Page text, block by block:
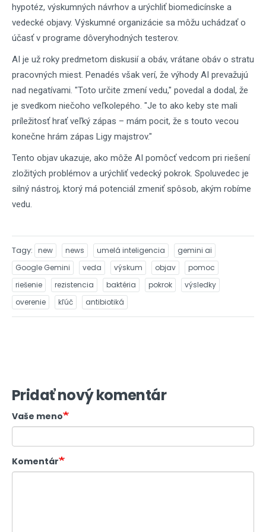
hypotéz, výskumných návrhov a urýchliť biomedicínske a
vedecké objavy. Výskumné organizácie sa môžu uchádzať o
účasť v programe dôveryhodných testerov.
AI je už roky predmetom diskusií a obáv, vrátane obáv o stratu
pracovných miest. Penadés však verí, že výhody AI prevažujú
nad negatívami. "Toto určite zmení vedu," povedal a dodal, že
je svedkom niečoho veľkolepého. "Je to ako keby ste mali
príležitosť hrať veľký zápas – mám pocit, že s touto vecou
konečne hrám zápas Ligy majstrov."
Tento objav ukazuje, ako môže AI pomôcť vedcom pri riešení
zložitých problémov a urýchliť vedecký pokrok. Spoluvedec je
silný nástroj, ktorý má potenciál zmeniť spôsob, akým robíme
vedu.
Tagy new news umelá inteligencia
gemini ai
Google Gemini
veda výskum objav
pomoc
riešenie
rezistencia baktéria pokrok
výsledky
overenie
kľúč antibiotiká
Pridať nový komentár
Vaše meno
Komentár